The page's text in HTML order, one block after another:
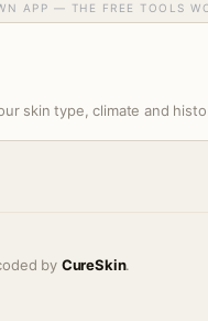
APP — THE FREE TOOLS
skin type, climate and
by CureSkin.